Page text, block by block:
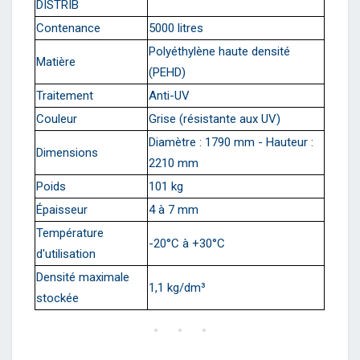
DISTRIB
Contenance 5000 litres
Matière
Polyéthylène haute densité
(PEHD)
Traitement
Anti-UV
Couleur
Grise (résistante aux UV)
Dimensions
Diamètre : 1790 mm - Hauteur :
2210 mm
Poids
101 kg
Épaisseur
4 à 7 mm
Température
d'utilisation
-20°C à +30°C
Densité maximale
stockée
1,1 kg/dm³